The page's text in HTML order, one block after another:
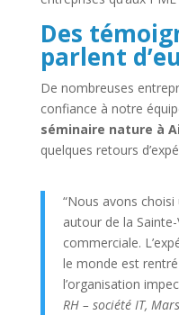
Des
parlent
De nombreuses
confiance à notre
séminaire nature à
quelques retours
“Nous avons choisi
autour de la
commerciale.
le monde est
l’organisation
RH – société IT,